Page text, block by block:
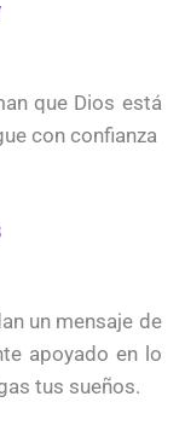
que Dios está
con confianza
un mensaje de
apoyado en lo
tus sueños.